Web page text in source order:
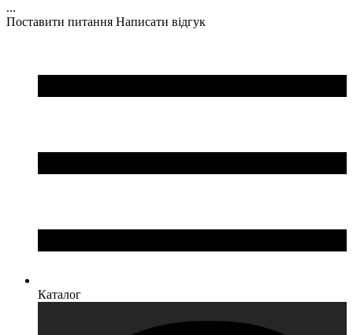
...
Поставити питання Написати відгук
Каталог